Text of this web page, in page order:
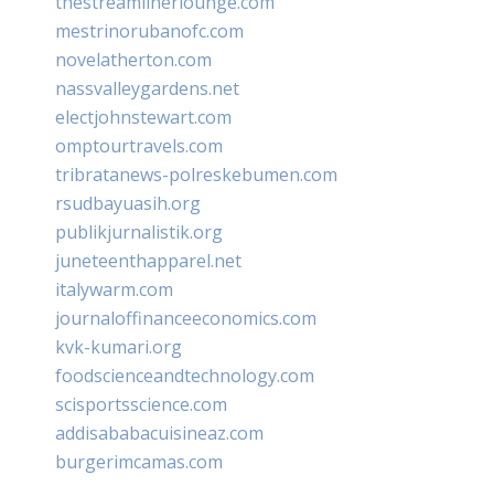
mestrinorubanofc.com
novelatherton.com
nassvalleygardens.net
electjohnstewart.com
omptourtravels.com
tribratanews-polreskebumen.com
rsudbayuasih.org
publikjurnalistik.org
juneteenthapparel.net
italywarm.com
journaloffinanceeconomics.com
kvk-kumari.org
foodscienceandtechnology.com
scisportsscience.com
addisababacuisineaz.com
burgerimcamas.com